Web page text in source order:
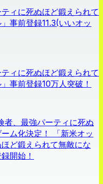
ィに死ぬほど鍛えられて
事前登録11.3(いいオッ
ィに死ぬほど鍛えられて
事前登録10万人突破！
者、最強パーティに死ぬ
ム化決定！ 「新米オッ
ど鍛えられて無敵にな
開始！